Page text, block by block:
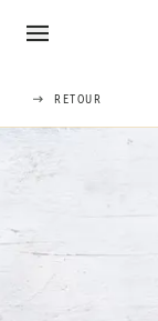
RETOUR